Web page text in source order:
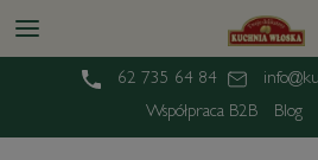
62 735 64 84
Współpraca B2B
Blog